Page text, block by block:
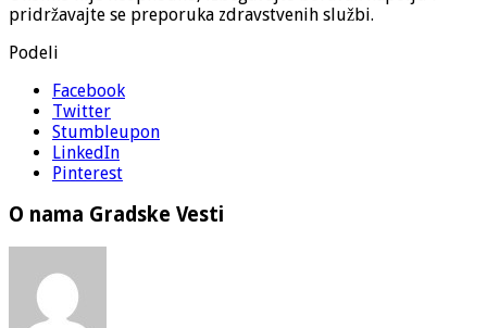
pridržavajte se preporuka zdravstvenih službi.
Podeli
Facebook
Twitter
Stumbleupon
LinkedIn
Pinterest
O nama Gradske Vesti